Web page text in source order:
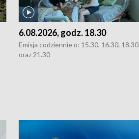
6.08.2026, godz. 18.30
Emisja codziennie o: 15.30, 16.30, 18.30
oraz 21.30